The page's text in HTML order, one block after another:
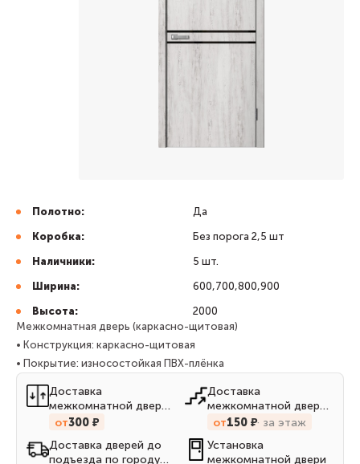
Полотно: Да
Коробка: Без порога 2,5 шт
Наличники: 5 шт.
Ширина: 600,700,800,900
Высота:
2000
Межкомнатная дверь (каркасно-щитовая)
• Конструкция: каркасно-щитовая
• Покрытие: износостойкая ПВХ-плёнка
Доставка
межкомнатной двери
до квартиры на лифте
от300 ₽
Доставка
межкомнатной двери
до квартиры по
от150 ₽ за этаж
Доставка дверей до
подъезда по городу
Установка
межкомнатной двери